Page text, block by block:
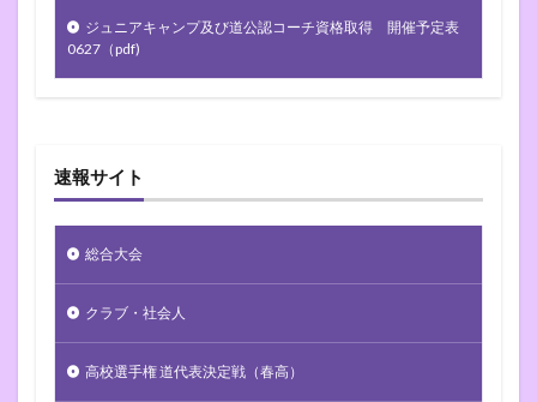
ジュニアキャンプ及び道公認コーチ資格取得 開催予定表
0627（pdf)
速報サイト
総合大会
クラブ・社会人
高校選手権 道代表決定戦（春高）